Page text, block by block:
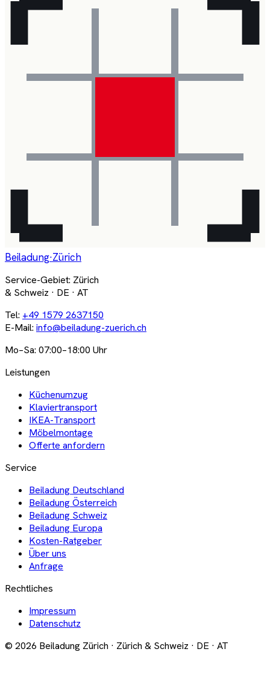
Beiladung·Zürich
Service-Gebiet: Zürich
& Schweiz · DE · AT
Tel: +49 1579 2637150
E-Mail: info@beiladung-zuerich.ch
Mo–Sa: 07:00–18:00 Uhr
Leistungen
Küchenumzug
Klaviertransport
IKEA-Transport
Möbelmontage
Offerte anfordern
Service
Beiladung Deutschland
Beiladung Österreich
Beiladung Schweiz
Beiladung Europa
Kosten-Ratgeber
Über uns
Anfrage
Rechtliches
Impressum
Datenschutz
© 2026 Beiladung Zürich · Zürich & Schweiz · DE · AT